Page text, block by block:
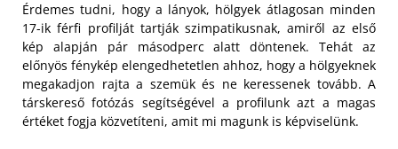
Érdemes tudni, hogy a lányok, hölgyek átlagosan minden
17-ik férfi profilját tartják szimpatikusnak, amiről az első
kép alapján pár másodperc alatt döntenek.Tehát az
előnyös fénykép elengedhetetlen ahhoz, hogy a hölgyeknek
megakadjon rajta a szemük és ne keressenek tovább. A
társkereső fotózás segítségével a profilunk azt a magas
értéket fogja közvetíteni, amit mi magunk is képviselünk.